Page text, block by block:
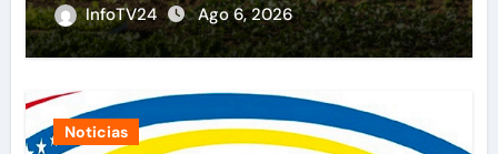
InfoTV24 Ago 6, 2026
Noticias